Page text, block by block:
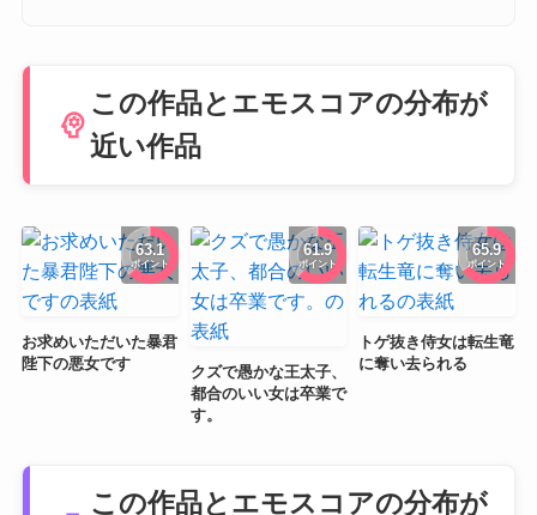
psychology
この作品とエモスコアの分布が
近い作品
63.1
ポイント
お求めいただいた暴君
陛下の悪女です
61.9
ポイント
クズで愚かな王太子、
都合のいい女は卒業で
す。
65.9
ポイント
トゲ抜き侍女は転生竜
に奪い去られる
この作品とエモスコアの分布が